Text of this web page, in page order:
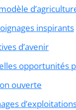
inspirants
d’avenir
opportunités
ouverte